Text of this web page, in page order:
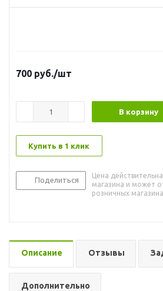
700 руб./шт
В корзину
Купить в 1 клик
Поделиться
Цена
магазина и может
розничных
Описание Отзывы
Дополнительно